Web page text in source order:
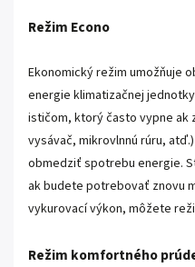
Režim Econo
Ekonomický režim umožňuje
energie klimatizačnej
ističom, ktorý často vypne ak
vysávač, mikrovlnnú rúru,
obmedziť spotrebu energie.
ak budete potrebovať znovu
vykurovací výkon, môžete
Režim komfortného